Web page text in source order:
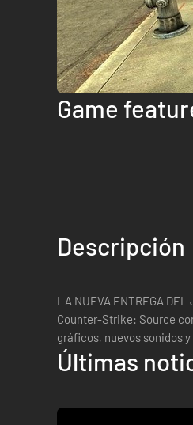
Game
Descripción
LA NUEVA ENTREGA DEL
Counter-Strike: Source
gráficos, nuevos sonidos
Últimas